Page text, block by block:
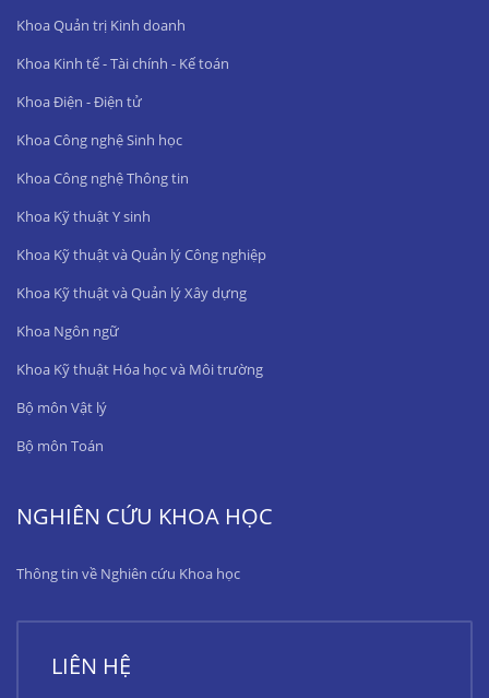
Khoa Quản trị Kinh doanh
Khoa Kinh tế - Tài chính - Kế toán
Khoa Điện - Điện tử
Khoa Công nghệ Sinh học
Khoa Công nghệ Thông tin
Khoa Kỹ thuật Y sinh
Khoa Kỹ thuật và Quản lý Công nghiệp
Khoa Kỹ thuật và Quản lý Xây dựng
Khoa Ngôn ngữ
Khoa Kỹ thuật Hóa học và Môi trường
Bộ môn Vật lý
Bộ môn Toán
NGHIÊN CỨU KHOA HỌC
Thông tin về Nghiên cứu Khoa học
LIÊN HỆ